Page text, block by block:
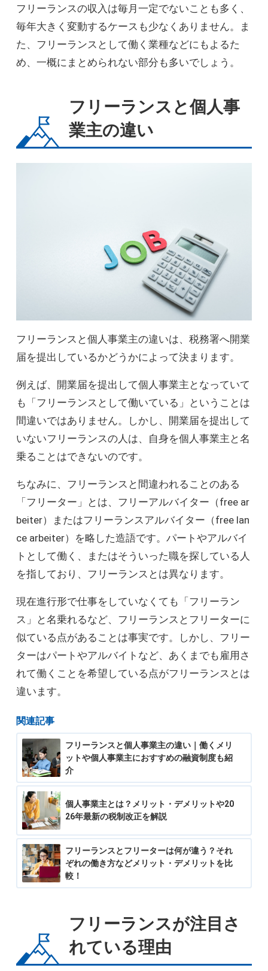
フリーランスの収入は毎月一定でないことも多く、
毎年大きく変動するケースも少なくありません。ま
た、フリーランスとして働く業種などにもよるた
め、一概にまとめられない部分も多いでしょう。
フリーランスと個人事
業主の違い
フリーランスと個人事業主の違いは、税務署へ開業
届を提出しているかどうかによって決まります。
例えば、開業届を提出して個人事業主となっていて
も「フリーランスとして働いている」ということは
間違いではありません。しかし、開業届を提出して
いないフリーランスの人は、自身を個人事業主と名
乗ることはできないのです。
ちなみに、フリーランスと間違われることのある
「フリーター」とは、フリーアルバイター（free ar
beiter）またはフリーランスアルバイター（free lan
ce arbeiter）を略した造語です。パートやアルバイ
トとして働く、またはそういった職を探している人
を指しており、フリーランスとは異なります。
現在進行形で仕事をしていなくても「フリーラン
ス」と名乗れるなど、フリーランスとフリーターに
似ている点があることは事実です。しかし、フリー
ターはパートやアルバイトなど、あくまでも雇用さ
れて働くことを希望している点がフリーランスとは
違います。
関連記事
フリーランスと個人事業主の違い｜働くメリ
ットや個人事業主におすすめの融資制度も紹
介
個人事業主とは？メリット・デメリットや20
26年最新の税制改正を解説
フリーランスとフリーターは何が違う？それ
ぞれの働き方などメリット・デメリットを比
較！
フリーランスが注目さ
れている理由